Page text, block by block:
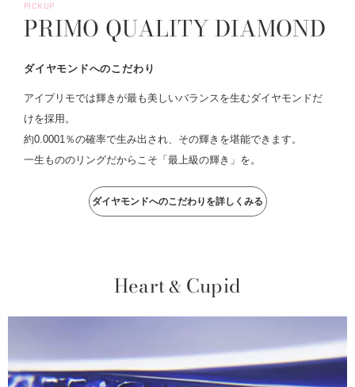
PICKUP
PRIMO QUALITY DIAMOND
ダイヤモンドへのこだわり
アイプリモでは輝きが最も美しいバランスを生むダイヤモンドだ
けを採用。
約0.0001％の確率で生み出され、その輝きを堪能できます。
一生もののリングだからこそ「最上級の輝き」を。
ダイヤモンドへのこだわりを詳しくみる
Heart& Cupid